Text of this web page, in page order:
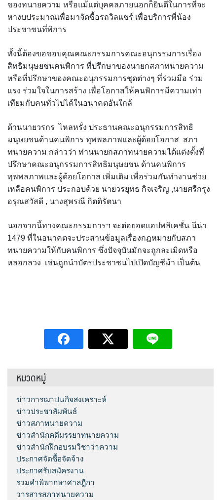
ของทนายความ หรือแม้แต่บุคคลภายนอกก็ยินดีในการที่จะ
หางบประมาณเพื่อมาจัดซื้อรถวิลแชร์ เพื่อบริการพี่น้อง
ประชาชนที่พิการ
ทั้งนี้ต้องขอขอบคุณคณะกรรมการคณะอนุกรรมการเรื่อง
สิทธิมนุษยชนคนพิการ ที่ปรึกษาของนายกสภาทนายความ
หรือที่ปรึกษาของคณะอนุกรรมการชุดต่างๆ ที่ร่วมมือ ร่วม
แรง ร่วมใจในการสร้าง เพื่อโอกาสให้คนพิการมีความเท่า
เทียมกับคนทั่วไปได้ในอนาคตอันใกล้
ด้านนายวรกร ไหลหรั่ง ประธานคณะอนุกรรมการสิทธิ
มนุษยชนด้านคนพิการ ทุพพลภาพและผู้ด้อยโอกาส สภา
ทนายความ กล่าวว่า ท่านนายกสภาทนายความได้แต่งตั้งที่
ปรึกษาคณะอนุกรรมการสิทธิมนุษยชน ด้านคนพิการ
ทุพพลภาพและผู้ด้อยโอกาส เพิ่มเติม เพื่อร่วมกันทำงานช่วย
เหลือคนพิการ ประกอบด้วย นายวรยุทธ กิจเจริญ ,นายศรีกรุง
อรุณสวัสดี , นางสุพรณี กิตติรัตนา
นอกจากนี้ทางคณะกรรมการฯ จะต่อยอดแอปพลิเคชั่น นีน่า
1479 ที่ในอนาคตจะประสานข้อมูลเรื่องกฎหมายกับสภา
ทนายความให้กับคนพิการ ซึ่งปัจจุบันมักจะถูกละเมิดหรือ
หลอกลวง เช่นถูกนำบัตรประชาชนไปเปิดบัญชีม้า เป็นต้น
หมวดหมู่
ข่าวการฌาปนกิจสงเคราะห์
ข่าวประชาสัมพันธ์
ข่าวสภาทนายความ
ข่าวสำนักคดีมรรยาทนายความ
ข่าวสำนักฝึกอบรมวิชาว่าความ
ประกาศจัดซื้อจัดจ้าง
ประกาศรับสมัครงาน
รวมคำพิพากษาศาลฎีกา
วารสารสภาทนายความ